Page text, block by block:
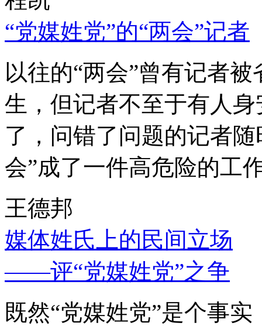
“党媒姓党”的“两会”记者
以往的“两会”曾有记者
生，但记者不至于有人
了，问错了问题的记者
会”成了一件高危险的工
王德邦
媒体姓氏上的民间立场
——评“党媒姓党”之争
既然“党媒姓党”是个事